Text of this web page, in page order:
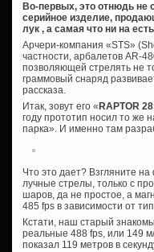
Во-первых, это отнюдь не
серийное изделие,
лук , а самая что ни на
Арчери-компания «STS»
частности, арбалетов AR-
позволяющей стрелять не
граммовый снаряд
рассказа.
Итак, зовут его « RAPTOR 28
году прототип носил то
парка». И именно там
Что это дает? Взгляните
лучные стрелы, только с
шаров, да не простое, а
485 fps в зависимости от
Кстати, наш старый
реальные 488 fps, или 149
показал 119 метров в